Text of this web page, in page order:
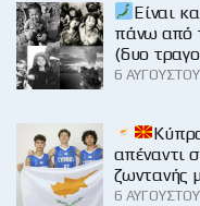
Είναι
πάνω από
(δυο
6
απέναντι
ζωντανής
6